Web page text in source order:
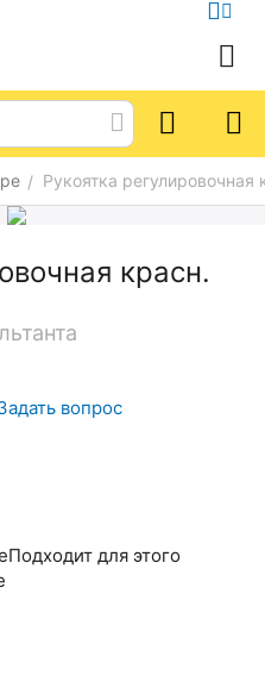
/ Рукоятка регулировочная
красн.
вопрос
для этого